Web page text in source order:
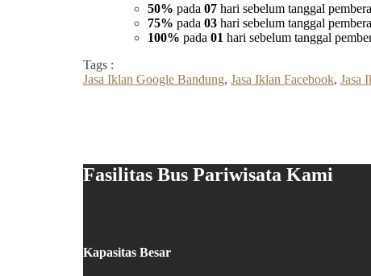
50% pada 07 hari sebelum tanggal
75% pada 03 hari sebelum tanggal
100% pada 01 hari sebelum tanggal
Tags :
Jasa Iklan Google Bandung, Jasa Iklan Facebook, Jasa
Fasilitas Bus Pariwisata Kami
Kapasitas Besar